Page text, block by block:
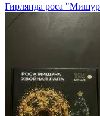
Гирлянда роса